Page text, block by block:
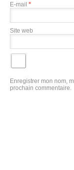
E-mail *
Site web
Enregistrer mon nom,
prochain commentaire.